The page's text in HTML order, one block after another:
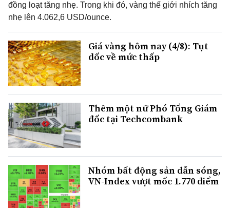
đồng loạt tăng nhẹ. Trong khi đó, vàng thế giới nhích tăng
nhẹ lên 4.062,6 USD/ounce.
Giá vàng hôm nay (4/8): Tụt
dốc về mức thấp
Thêm một nữ Phó Tổng Giám
đốc tại Techcombank
Nhóm bất động sản dẫn sóng,
VN-Index vượt mốc 1.770 điểm